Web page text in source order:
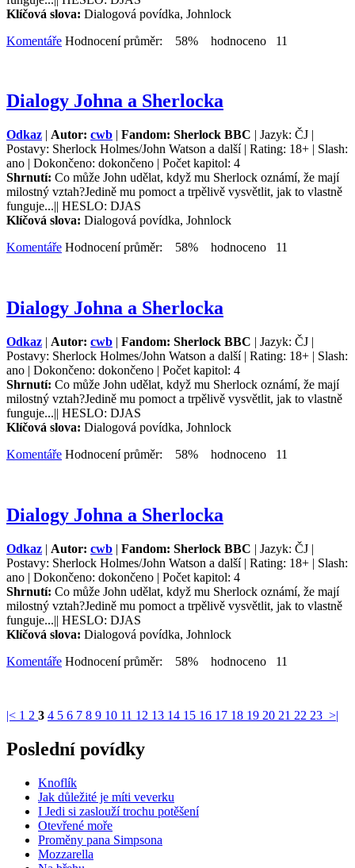
Klíčová slova: Dialogová povídka, Johnlock
Komentáře Hodnocení průměr: 58% hodnoceno 11
Dialogy Johna a Sherlocka
Odkaz | Autor: cwb | Fandom: Sherlock BBC | Jazyk: ČJ |
Postavy: Sherlock Holmes/John Watson a další | Rating: 18+ | Slash:
ano | Dokončeno: dokončeno | Počet kapitol: 4
Shrnutí: Co může John udělat, když mu Sherlock oznámí, že mají
milostný vztah?Jedině mu pomoct a trpělivě vysvětlit, jak to vlastně
funguje...|| HESLO: DJAS
Klíčová slova: Dialogová povídka, Johnlock
Komentáře Hodnocení průměr: 58% hodnoceno 11
Dialogy Johna a Sherlocka
Odkaz | Autor: cwb | Fandom: Sherlock BBC | Jazyk: ČJ |
Postavy: Sherlock Holmes/John Watson a další | Rating: 18+ | Slash:
ano | Dokončeno: dokončeno | Počet kapitol: 4
Shrnutí: Co může John udělat, když mu Sherlock oznámí, že mají
milostný vztah?Jedině mu pomoct a trpělivě vysvětlit, jak to vlastně
funguje...|| HESLO: DJAS
Klíčová slova: Dialogová povídka, Johnlock
Komentáře Hodnocení průměr: 58% hodnoceno 11
Dialogy Johna a Sherlocka
Odkaz | Autor: cwb | Fandom: Sherlock BBC | Jazyk: ČJ |
Postavy: Sherlock Holmes/John Watson a další | Rating: 18+ | Slash:
ano | Dokončeno: dokončeno | Počet kapitol: 4
Shrnutí: Co může John udělat, když mu Sherlock oznámí, že mají
milostný vztah?Jedině mu pomoct a trpělivě vysvětlit, jak to vlastně
funguje...|| HESLO: DJAS
Klíčová slova: Dialogová povídka, Johnlock
Komentáře Hodnocení průměr: 58% hodnoceno 11
|< 1 2 3 4 5 6 7 8 9 10 11 12 13 14 15 16 17 18 19 20 21 22 23 >|
Poslední povídky
Knoflík
Jak důležité je míti veverku
I Jedi si zaslouží trochu potěšení
Otevřené moře
Proměny pana Simpsona
Mozzarella